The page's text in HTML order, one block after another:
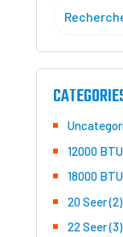
12000 BTU
18000 BTU
20 Seer 22
22 Seer 33